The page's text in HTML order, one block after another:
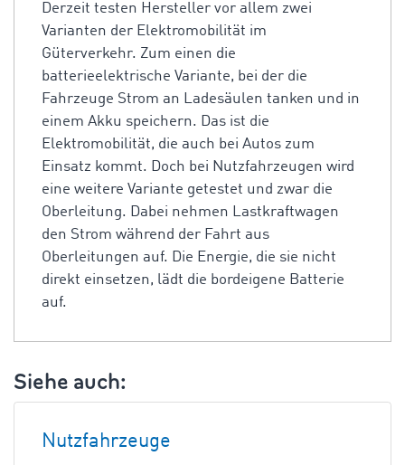
Derzeit testen Hersteller vor allem zwei
Varianten der Elektromobilität im
Güterverkehr. Zum einen die
batterieelektrische Variante, bei der die
Fahrzeuge Strom an Ladesäulen tanken und in
einem Akku speichern. Das ist die
Elektromobilität, die auch bei Autos zum
Einsatz kommt. Doch bei Nutzfahrzeugen wird
eine weitere Variante getestet und zwar die
Oberleitung. Dabei nehmen Lastkraftwagen
den Strom während der Fahrt aus
Oberleitungen auf. Die Energie, die sie nicht
direkt einsetzen, lädt die bordeigene Batterie
auf.
Siehe auch:
Nutzfahrzeuge